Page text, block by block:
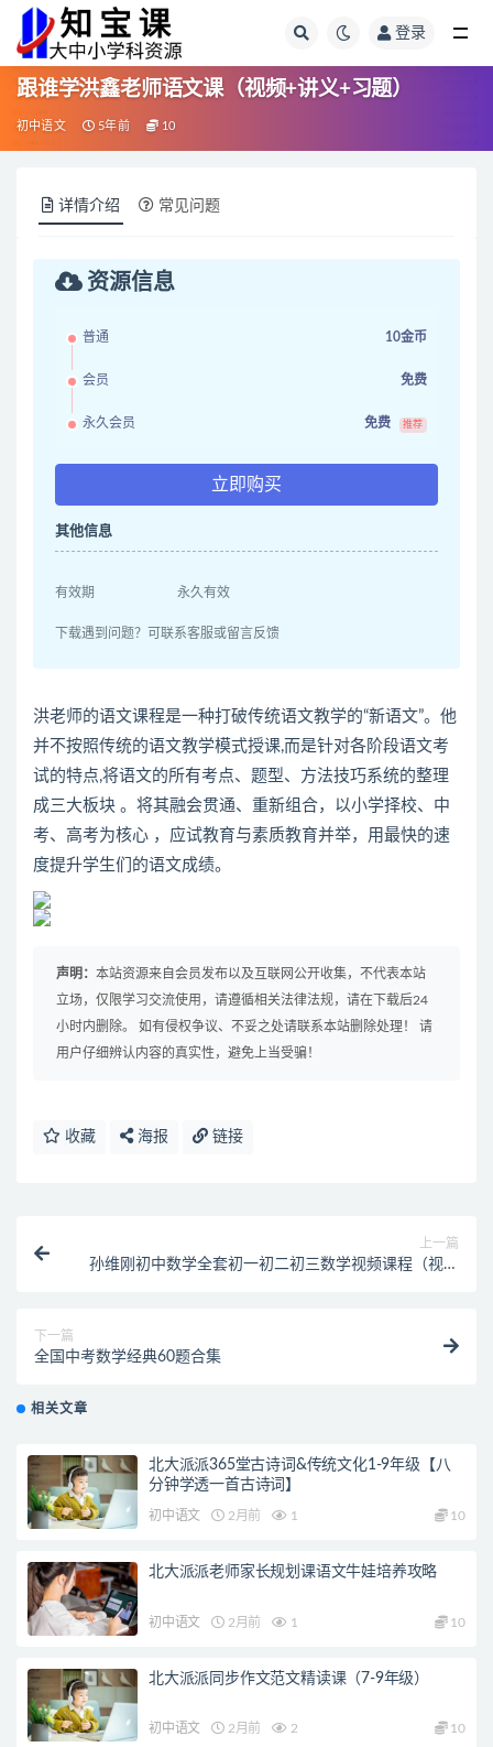
登录
跟谁学洪鑫老师语文课（视频+讲义+习题）
初中语文 5年前 10
详情介绍 常见问题
资源信息
普通 10金币
会员 免费
永久会员 免费 推荐
立即购买
其他信息
有效期 永久有效
下载遇到问题？可联系客服或留言反馈
洪老师的语文课程是一种打破传统语文教学的“新语文”。他
并不按照传统的语文教学模式授课,而是针对各阶段语文考
试的特点,将语文的所有考点、题型、方法技巧系统的整理
成三大板块 。将其融会贯通、重新组合，以小学择校、中
考、高考为核心 ，应试教育与素质教育并举，用最快的速
度提升学生们的语文成绩。
声明： 本站资源来自会员发布以及互联网公开收集，不代表本站
立场，仅限学习交流使用，请遵循相关法律法规，请在下载后24
小时内删除。 如有侵权争议、不妥之处请联系本站删除处理！ 请
用户仔细辨认内容的真实性，避免上当受骗！
收藏 海报 链接
上一篇
孙维刚初中数学全套初一初二初三数学视频课程（视频
下一篇
全国中考数学经典60题合集
相关文章
北大派派365堂古诗词&传统文化1-9年级【八
分钟学透一首古诗词】
初中语文 2月前 1 10
北大派派老师家长规划课语文牛娃培养攻略
初中语文 2月前 1 10
北大派派同步作文范文精读课（7-9年级）
初中语文 2月前 2 10
全部